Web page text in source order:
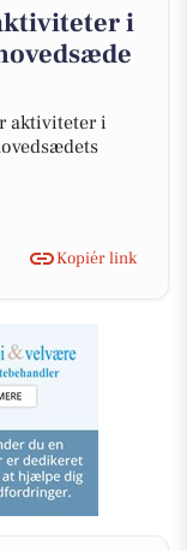
i
aktiviteter i
Kopiér link